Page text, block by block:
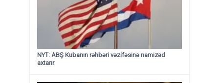
NYT: ABŞ Kubanın rəhbəri vəzifəsinə namizəd
axtarır